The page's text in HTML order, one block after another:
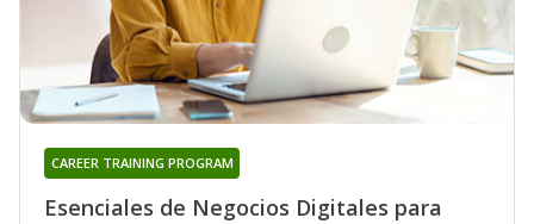
Esenciales de Negocios Digitales para
CAREER TRAINING PROGRAM